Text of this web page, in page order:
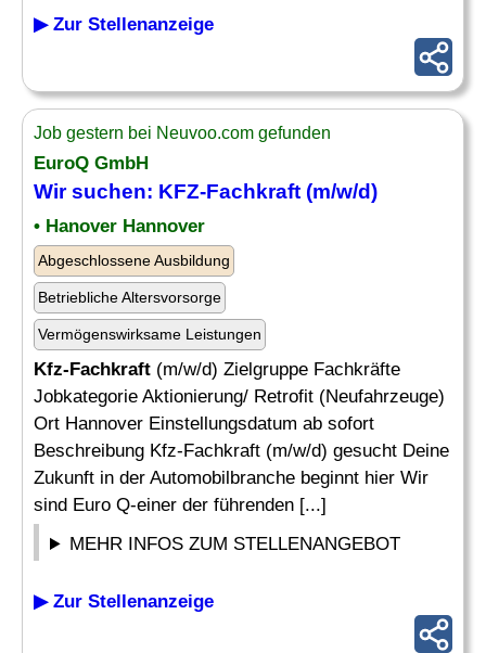
▶ Zur Stellenanzeige
Job gestern bei Neuvoo.com gefunden
EuroQ GmbH
Wir suchen: KFZ-Fachkraft (m/w/d)
• Hanover Hannover
Abgeschlossene Ausbildung
Betriebliche Altersvorsorge
Vermögenswirksame Leistungen
Kfz-Fachkraft (m/w/d) Zielgruppe Fachkräfte
Jobkategorie Aktionierung/ Retrofit (Neufahrzeuge)
Ort Hannover Einstellungsdatum ab sofort
Beschreibung Kfz-Fachkraft (m/w/d) gesucht Deine
Zukunft in der Automobilbranche beginnt hier Wir
sind Euro Q-einer der führenden [...]
MEHR INFOS ZUM STELLENANGEBOT
▶ Zur Stellenanzeige